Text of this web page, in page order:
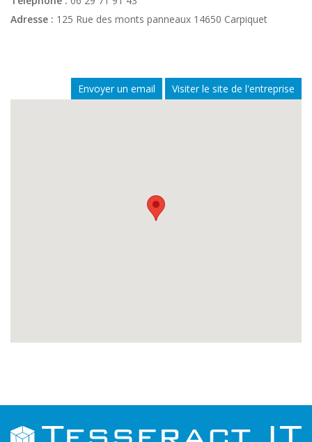
Adresse : 125 Rue des monts panneaux 14650 Carpiquet
Envoyer un email Visiter le site de l'entreprise